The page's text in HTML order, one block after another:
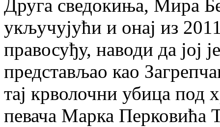
Друга сведокиња, Мира
укључујући и онај из
правосуђу, наводи да јој
представљао као
тај крволочни убица под
певача Марка Перковића